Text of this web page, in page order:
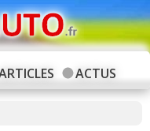
ACTUS